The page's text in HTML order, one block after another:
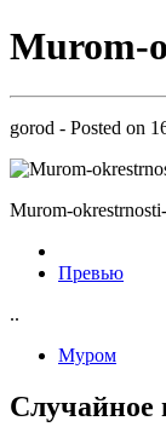
Murom-
gorod - Posted on
Murom-
Превью
..
Муром
Случайное